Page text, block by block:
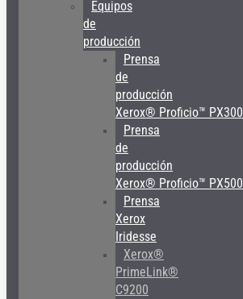
Equipos
de
producción
Prensa
de
producción
Xerox® Proficio™ PX300
Prensa
de
producción
Xerox® Proficio™ PX500
Prensa
Xerox
Iridesse
Xerox®
PrimeLink®
C9200